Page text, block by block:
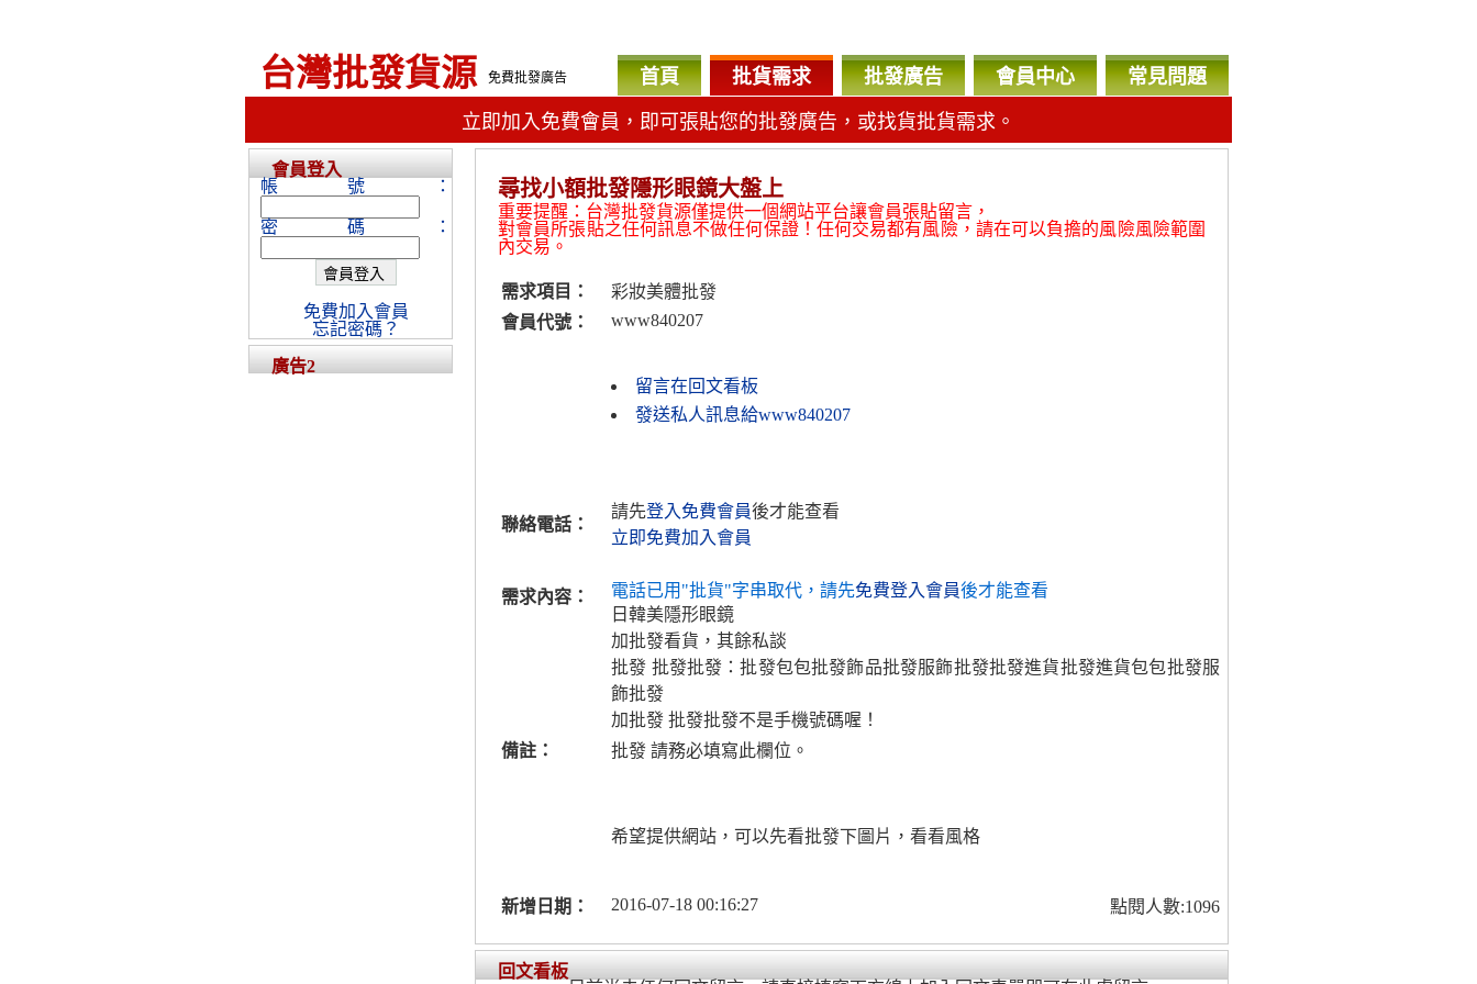
台灣批發貨源 免費批發廣告 首頁 批貨需求 批發廣告 會員中心 常見問題
立即加入免費會員，即可張貼您的批發廣告，或找貨批貨需求。
尋找小額批發隱形眼鏡大盤上
重要提醒：台灣批發貨源僅提供一個網站平台讓會員張貼留言，
對會員所張貼之任何訊息不做任何保證！任何交易都有風險，請在可以負擔的風險風險範圍
內交易。
需求項目：
彩妝美體批發
會員代號：
www840207
留言在回文看板
發送私人訊息給www840207
聯絡電話：
請先登入免費會員後才能查看
立即免費加入會員
需求內容： 電話已用"批貨"字串取代，請先免費登入會員後才能查看
日韓美隱形眼鏡
加批發看貨，其餘私談
批發 批發批發：批發包包批發飾品批發服飾批發批發進貨批發進貨包包批發服
飾批發
加批發 批發批發不是手機號碼喔！
備註：
批發 請務必填寫此欄位。
希望提供網站，可以先看批發下圖片，看看風格
新增日期： 2016-07-18 00:16:27 點閱人數:1096
回文看板
會員登入
帳號：
密碼：
免費加入會員
忘記密碼？
廣告2